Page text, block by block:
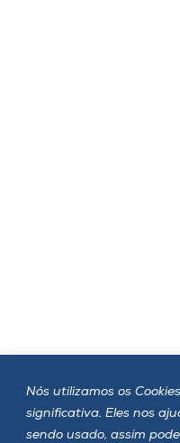
Nós utilizamos os
significativa. Eles nos
sendo usado, assim